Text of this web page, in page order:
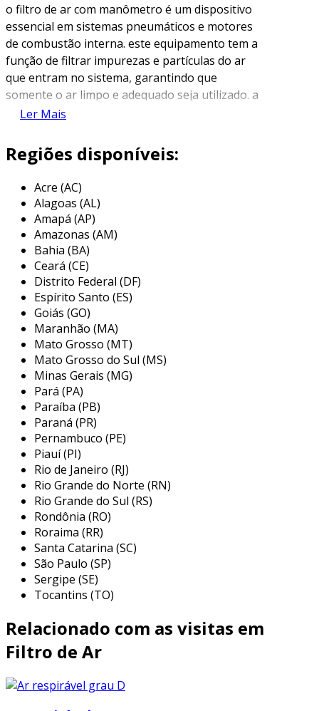
o filtro de ar com manômetro é um dispositivo
essencial em sistemas pneumáticos e motores
de combustão interna. este equipamento tem a
função de filtrar impurezas e partículas do ar
que entram no sistema, garantindo que
somente o ar limpo e adequado seja utilizado. a
presença do manômetro permite monitorar a
tempo real do estado do filtro e do sistema
como um todo.
a combinação dessas duas funções é vital para
a eficiência e a longevidade do equipamento.
um filtro com manômetro não só assegura a
entrada de ar limpo, mas também informa os
operadores quando o filtro precisa ser limpo
ou trocado, ajudando a evitar danos que
possam ocorrer devido ao acúmulo de sujeira e
resíduos.
principais aplicações do filtro de ar
com manômetro
os filtros de ar com manômetro são
amplamente utilizados em diversos setores
industriais. sua eficácia em manter a qualidade
do ar é fundamental para o funcionamento
adequado de vários equipamentos. algumas
das principais aplicações incluem:
indústria automotiva:
motores de veículos, garantindo que o ar
que alimenta a combustão esteja livre de
partículas que possam comprometer o
desempenho.
setor de manufatura:
utilizado em ferramentas pneumáticas
esteja limpo e livre de contaminantes.
utilizados para garantir que o ar que
Ler Mais
Regiões disponíveis:
Acre (AC)
Alagoas (AL)
Amapá (AP)
Amazonas (AM)
Bahia (BA)
Ceará (CE)
Distrito Federal (DF)
Espírito Santo (ES)
Goiás (GO)
Maranhão (MA)
Mato Grosso (MT)
Mato Grosso do Sul (MS)
Minas Gerais (MG)
Pará (PA)
Paraíba (PB)
Paraná (PR)
Pernambuco (PE)
Piauí (PI)
Rio de Janeiro (RJ)
Rio Grande do Norte (RN)
Rio Grande do Sul (RS)
Rondônia (RO)
Roraima (RR)
Santa Catarina (SC)
São Paulo (SP)
Sergipe (SE)
Tocantins (TO)
Relacionado com as visitas em
Filtro de Ar